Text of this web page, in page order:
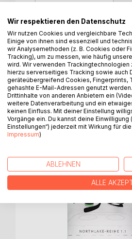
In meiner fiktiven
lebt sozusagen das
Es ist ein Buch, das
WEITERE
Wir respektieren den Datenschutz
Wir nutzen Cookies und vergleichbare
Einige von ihnen sind essenziell und
wir Analysemethoden (z. B. Cookies oder
Tracking), um zu messen, wie häufig
wird. Wir verwenden
hierzu serverseitiges Tracking sowie auch
geräteübergreifend Cookies, Fingerprints,
gehashte E-Mail-Adressen genutzt
Drittinhalte von anderen Anbietern ein
weitere Datenverarbeitung und ein
keinen Einfluss. Mit deiner Einstellung
Vorgänge ein. Du kannst deine Einwilligung
Einstellungen“) jederzeit mit Wirkung für
Impressum)
ABLEHNEN
ALLE